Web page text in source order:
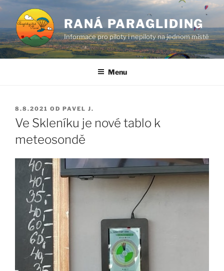
Přejít
obsahu
webu
RANÁ PARAGLIDING
Informace pro piloty i nepiloty na jednom místě
Menu
PUBLIKOVÁNO
8.8.2021 OD PAVEL J.
Ve Skleníku je nové tablo k
meteosondě